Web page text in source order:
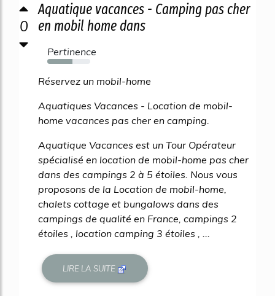
0
Aquatique vacances - Camping pas cher
en mobil home dans
Pertinence
58%
Réservez un mobil-home
Aquatiques Vacances - Location de mobil-
home vacances pas cher en camping.
Aquatique Vacances est un Tour Opérateur
spécialisé en location de mobil-home pas cher
dans des campings 2 à 5 étoiles. Nous vous
proposons de la Location de mobil-home,
chalets cottage et bungalows dans des
campings de qualité en France, campings 2
étoiles , location camping 3 étoiles , ...
LIRE LA SUITE